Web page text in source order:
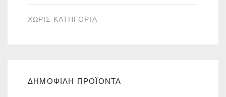
ΧΩΡΙΣ ΚΑΤΗΓΟΡΙΑ
ΔΗΜΟΦΙΛΗ ΠΡΟΪΟΝΤΑ